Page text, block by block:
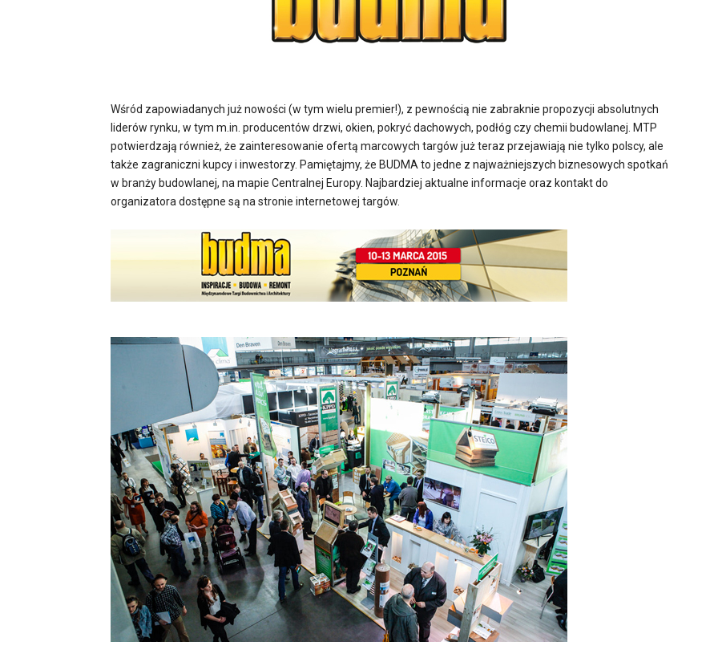
Wśród zapowiadanych już nowości (w tym wielu premier!), z pewnością nie zabraknie propozycji absolutnych
liderów rynku, w tym m.in. producentów drzwi, okien, pokryć dachowych, podłóg czy chemii budowlanej. MTP
potwierdzają również, że zainteresowanie ofertą marcowych targów już teraz przejawiają nie tylko polscy, ale
także zagraniczni kupcy i inwestorzy. Pamiętajmy, że BUDMA to jedne z najważniejszych biznesowych spotkań
w branży budowlanej, na mapie Centralnej Europy. Najbardziej aktualne informacje oraz kontakt do
organizatora dostępne są na stronie internetowej targów.